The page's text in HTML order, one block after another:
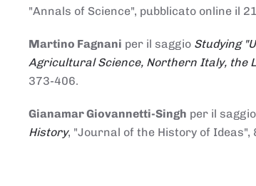
"Annals of Science", pubblicato online il
Martino Fagnani per il saggio Studying
Agricultural Science, Northern Italy, the
373-406.
Gianamar Giovannetti-Singh per il saggio
History, "Journal of the History of Ideas",